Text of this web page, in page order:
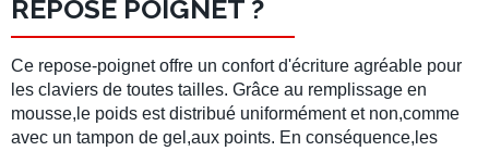
REPOSE POIGNET ?
Ce repose-poignet offre un confort d'écriture agréable pour
les claviers de toutes tailles. Grâce au remplissage en
mousse,le poids est distribué uniformément et non,comme
avec un tampon de gel,aux points. En conséquence,les